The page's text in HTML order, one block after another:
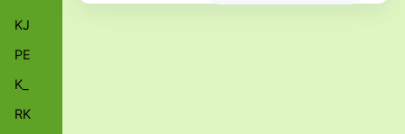
KJ
PE
K_
RK